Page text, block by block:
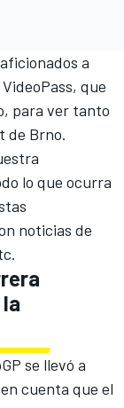
a
que
para ver tanto
de Brno.
lo que ocurra
noticias de
se llevó a
cuenta que el